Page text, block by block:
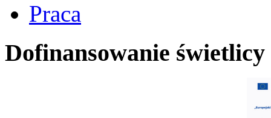
Praca
Dofinansowanie świetlicy